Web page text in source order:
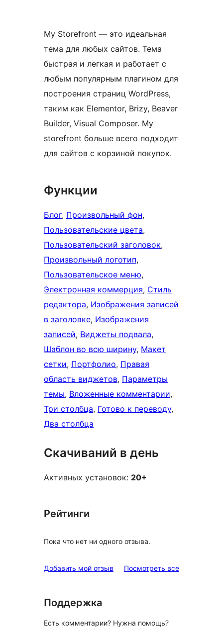
My Storefront — это идеальная
тема для любых сайтов. Тема
быстрая и легкая и работает с
любым популярным плагином для
построения страниц WordPress,
таким как Elementor, Brizy, Beaver
Builder, Visual Composer. My
storefront больше всего подходит
для сайтов с корзиной покупок.
Функции
Блог, Произвольный фон
Пользовательские цвета
Пользовательский заголовок
Произвольный логотип
Пользовательское меню
Электронная коммерция, Стиль
редактора, Изображения записей
в заголовке, Изображения
записей, Виджеты подвала
Шаблон во всю ширину, Макет
сетки, Портфолио, Правая
область виджетов, Параметры
темы, Вложенные комментарии
Три столбца, Готово к переводу
Два столбца
Скачиваний в день
Активных установок: 20+
Рейтинги
Пока что нет ни одного отзыва.
Добавить мой отзыв Посмотреть всеотзывы
Поддержка
Есть комментарии? Нужна помощь?